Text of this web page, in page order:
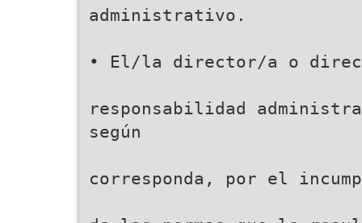
administrativo.
• El/la director/a o
responsabilidad
según
corresponda, por el